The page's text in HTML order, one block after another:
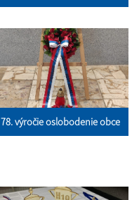
78. výročie oslobodenie obce